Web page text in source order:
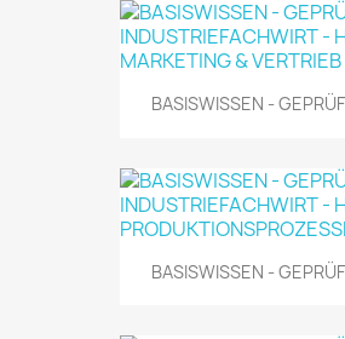
BASISWISSEN -
BASISWISSEN -